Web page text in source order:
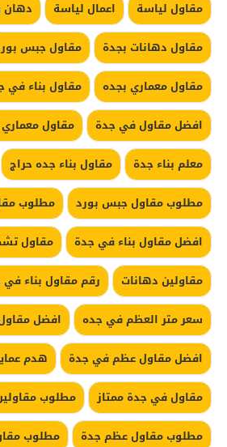
مقاول لياسة
اعمال لياسة
دهان
مقاول دهانات بجدة
مقاول جبس
مقاول معماري بجده
مقاول بناء في
افضل مقاول في جدة
مقاول
معلم بناء جدة
مقاول بناء جده حراج
مطلوب مقاول جبس بورد
مطلوب
افضل مقاول بناء في جدة
مقاول
مقاولين دهانات
رقم مقاول بناء
سعر متر العظم في جده
افضل
افضل مقاول عظم في جدة
هدم
مقاول في جدة ممتاز
مطلوب
مطلوب مقاول عظم جدة
مطلوب